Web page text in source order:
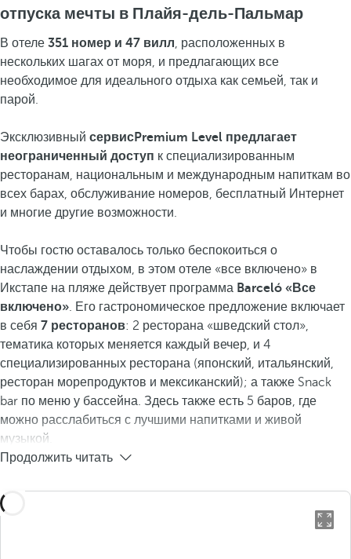
отпуска мечты в Плайя-дель-Пальмар
В отеле 351 номер и 47 вилл , расположенных в
нескольких шагах от моря, и предлагающих все
необходимое для идеального отдыха как семьей, так и
парой.
Эксклюзивный сервисPremium Level предлагает
неограниченный доступ к специализированным
ресторанам, национальным и международным напиткам во
всех барах, обслуживание номеров, бесплатный Интернет
и многие другие возможности.
Чтобы гостю оставалось только беспокоиться о
наслаждении отдыхом, в этом отеле «все включено» в
Икстапе на пляже действует программа Barceló «Все
включено» . Его гастрономическое предложение включает
в себя 7 ресторанов: 2 ресторана «шведский стол»,
тематика которых меняется каждый вечер, и 4
специализированных ресторана (японский, итальянский,
ресторан морепродуктов и мексиканский); а также Snack
bar по меню у бассейна. Здесь также есть 5 баров, где
можно расслабиться с лучшими напитками и живой
музыкой.
Продолжить читать